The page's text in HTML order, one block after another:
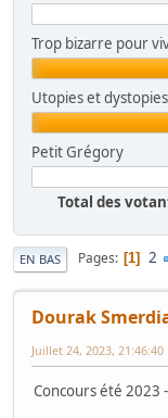
Trop bizarre pour
Utopies et dystopies
Petit Grégory
Total des
EN BAS Pages 1 2
Dourak
Juillet 24, 2023, 21:46:40
Concours été 2023